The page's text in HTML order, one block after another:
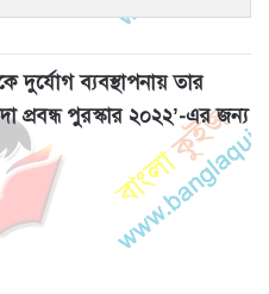
দুর্যোগ ব্যবস্থাপনায় তার
প্রবন্ধ পুরস্কার ২০২২’-এর জন্য